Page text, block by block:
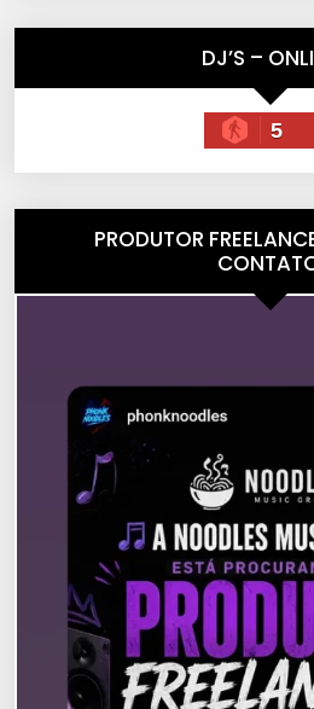
DJ’S –
5
PRODUTOR